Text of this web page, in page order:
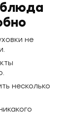
не
несколько